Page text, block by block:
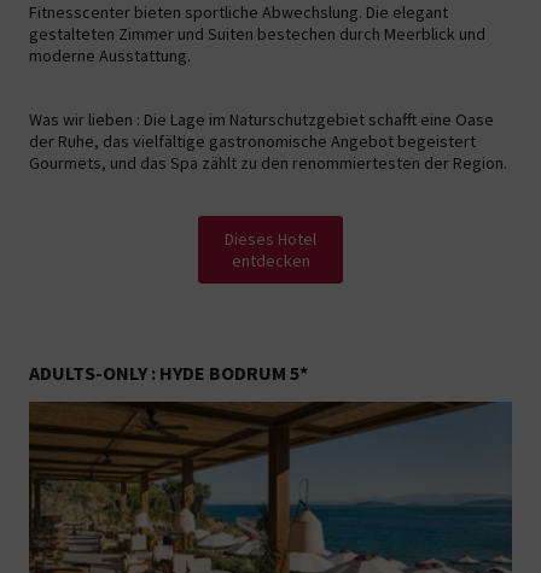
Fitnesscenter bieten sportliche Abwechslung. Die elegant
gestalteten Zimmer und Suiten bestechen durch Meerblick und
moderne Ausstattung.
Was wir lieben : Die Lage im Naturschutzgebiet schafft eine Oase
der Ruhe, das vielfältige gastronomische Angebot begeistert
Gourmets, und das Spa zählt zu den renommiertesten der Region.
Dieses Hotel
entdecken
ADULTS-ONLY : HYDE BODRUM 5*